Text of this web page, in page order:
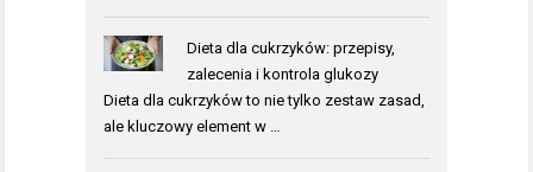
Dieta dla cukrzyków: przepisy,
zalecenia i kontrola glukozy
Dieta dla cukrzyków to nie tylko zestaw zasad,
ale kluczowy element w …